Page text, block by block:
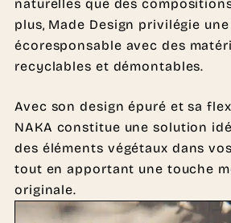
naturelles que des
plus, Made Design privilégie
écoresponsable avec des
recyclables et démontables.
Avec son design épuré et sa
NAKA constitue une solution
des éléments végétaux dans
tout en apportant une touche
originale.